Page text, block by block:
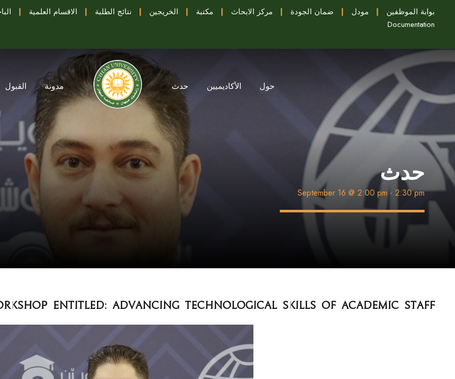
بوابة الموظفين | مودل | ضمان الجودة | مركز الابحاث | مكتبة | الخريجين | نتائج الطلبة | الاقسام العلمية |
Documentation
حول الأكاديميين حدث مدونة القبول
حدث
September 16 @ 2:00 pm - 2:30 pm
entitled: Advancing technological skills of academic staff